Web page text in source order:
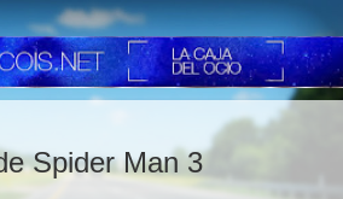
Spider Man 3